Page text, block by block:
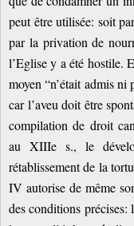
peut être utilisée: soit
par la privation de
l’Eglise y a été hostile.
moyen “n’était admis
car l’aveu doit être
compilation de droit
au XIIIe s., le
rétablissement de la
IV autorise de même
des conditions